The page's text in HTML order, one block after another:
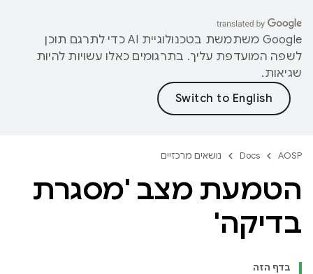
‫Google משתמשת בטכנולוגיית AI כדי לתרגם תוכן
לשפה המועדפת עליך. בתרגומים כאלו עשויות להיות
שגיאות.
AOSP
Docs נושאים מרכזיים
הטמעת מצב 'מסגרת
בדיקה'
בדף הזה